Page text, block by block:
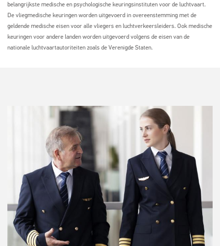
belangrijkste medische en psychologische keuringsinstituten voor de luchtvaart.
De vliegmedische keuringen worden uitgevoerd in overeenstemming met de
geldende medische eisen voor alle vliegers en luchtverkeersleiders. Ook medische
keuringen voor andere landen worden uitgevoerd volgens de eisen van de
nationale luchtvaartautoriteiten zoals de Verenigde Staten.